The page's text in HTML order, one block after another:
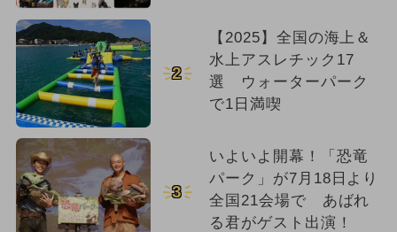
2
【2025】全国の海上＆
水上アスレチック17
選 ウォーターパーク
で1日満喫
3
いよいよ開幕！「恐竜
パーク」が7月18日より
全国21会場で あばれ
る君がゲスト出演！